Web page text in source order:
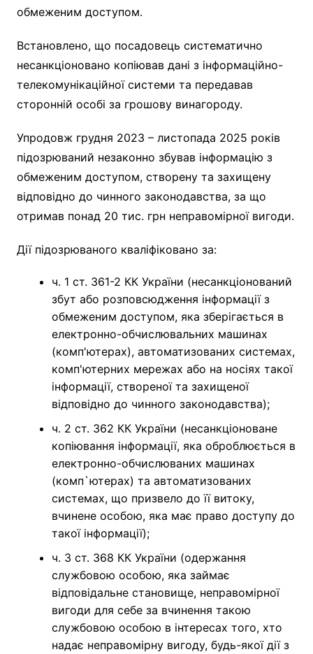
обмеженим доступом.
Встановлено, що посадовець систематично
несанкціоновано копіював дані з інформаційно-
телекомунікаційної системи та передавав
сторонній особі за грошову винагороду.
Упродовж грудня 2023 – листопада 2025 років
підозрюваний незаконно збував інформацію з
обмеженим доступом, створену та захищену
відповідно до чинного законодавства, за що
отримав понад 20 тис. грн неправомірної вигоди.
Дії підозрюваного кваліфіковано за:
ч. 1 ст. 361-2 КК України (несанкціонований
збут або розповсюдження інформації з
обмеженим доступом, яка зберігається в
електронно-обчислювальних машинах
(комп'ютерах), автоматизованих системах,
комп'ютерних мережах або на носіях такої
інформації, створеної та захищеної
відповідно до чинного законодавства);
ч. 2 ст. 362 КК України (несанкціоноване
копіювання інформації, яка оброблюється в
електронно-обчислюваних машинах
(комп`ютерах) та автоматизованих
системах, що призвело до її витоку,
вчинене особою, яка має право доступу до
такої інформації);
ч. 3 ст. 368 КК України (одержання
службовою особою, яка займає
відповідальне становище, неправомірної
вигоди для себе за вчинення такою
службовою особою в інтересах того, хто
надає неправомірну вигоду, будь-якої дії з